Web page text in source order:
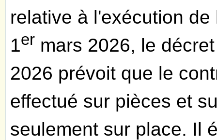
relative à l'exécution
1er mars 2026, le
2026 prévoit que le
effectué sur pièces et
seulement sur place. Il